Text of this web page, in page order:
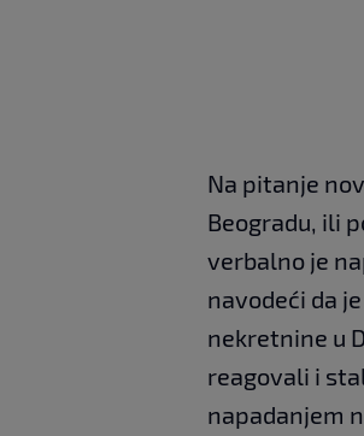
Na pitanje
Beogradu, ili
verbalno je
navodeći da
nekretnine u
reagovali i
napadanjem